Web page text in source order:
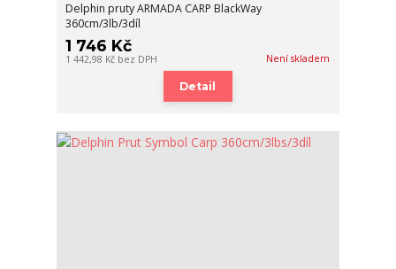
Delphin pruty ARMADA CARP BlackWay
360cm/3lb/3díl
1 746 Kč
1 442,98 Kč bez DPH Není skladem
Detail